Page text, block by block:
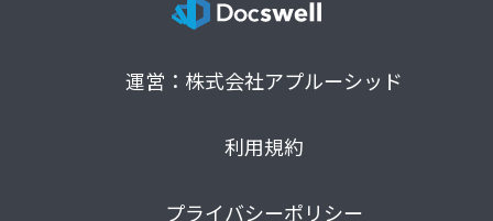
運営：株式会社アプルーシッド
利用規約
プライバシーポリシー